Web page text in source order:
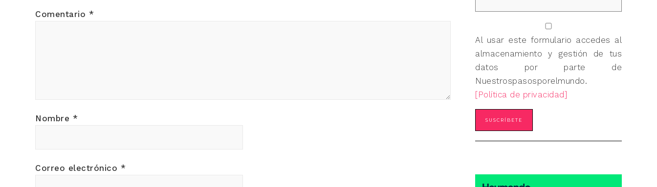
Comentario *
Nombre *
Correo electrónico *
Al usar este formulario accedes al
almacenamiento y gestión de tus
datos por parte de
Nuestrospasosporelmundo.
[Política de privacidad]